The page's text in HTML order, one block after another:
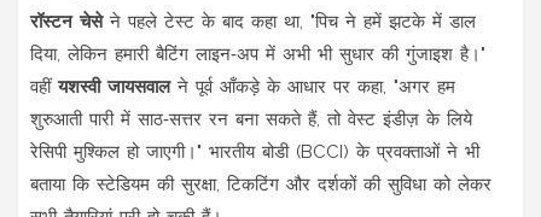
रॉस्टन चेसेने पहले टेस्ट के बाद कहा था, "पिच ने हमें झटके में डाल
दिया, लेकिन हमारी बैटिंग लाइन‑अप में अभी भी सुधार की गुंजाइश है।"
वहींयशस्वी जायसवालने पूर्व आँकड़े के आधार पर कहा, "अगर हम
शुरुआती पारी में साठ‑सत्तर रन बना सकते हैं, तो वेस्ट इंडीज़ के लिये
रेसिपी मुश्किल हो जाएगी।" भारतीय बोडी (BCCI) के प्रवक्ताओं ने भी
बताया कि स्टेडियम की सुरक्षा, टिकटिंग और दर्शकों की सुविधा को लेकर